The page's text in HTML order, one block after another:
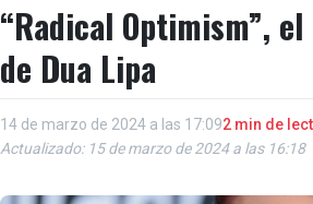
“Radical Optimism”,
de Dua Lipa
14 de marzo de 2024 a las 17:092 min de
Actualizado: 15 de marzo de 2024 a las 16:18